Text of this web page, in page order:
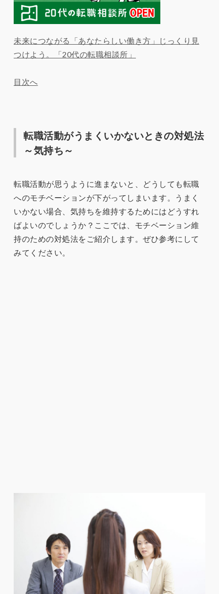
未来につながる「あなたらしい働き方」じっくり見
つけよう。「20代の転職相談所」
目次へ
転職活動がうまくいかないときの対処法
～気持ち～
転職活動が思うように進まないと、どうしても転職
へのモチベーションが下がってしまいます。うまく
いかない場合、気持ちを維持するためにはどうすれ
ばよいのでしょうか？ここでは、モチベーション維
持のための対処法をご紹介します。ぜひ参考にして
みてください。